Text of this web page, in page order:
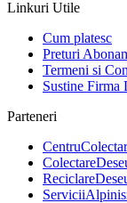
Linkuri Utile
Cum platesc
Preturi
Termeni si
Sustine Firma
Parteneri